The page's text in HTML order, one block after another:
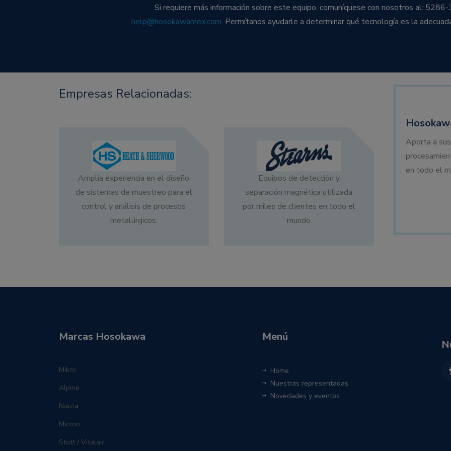
Si requiere más información sobre este equipo, comuníquese con nosotros al:
help@hosokawamex.com. Permítanos ayudarle a determinar qué tecnología es la
Aporta a
en todo el
Empresas Relacionadas:
Amplia experiencia en el diseño
de sistemas de muestreo para el
control y análisis de procesos
metalúrgicos.
Equipos de detección y
separación magnética utilizada
por miles de clientes en todo el
mundo
Marcas Hosokawa
Mikro
Alpine
Nauta
Micron
Stott / Vitalair
Menú
Home
Nuestras representadas
Novedades y eventos